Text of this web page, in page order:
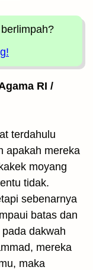
RI /
terdahulu
apakah mereka
moyang
tidak.
sebenarnya
batas dan
dakwah
mereka
maka